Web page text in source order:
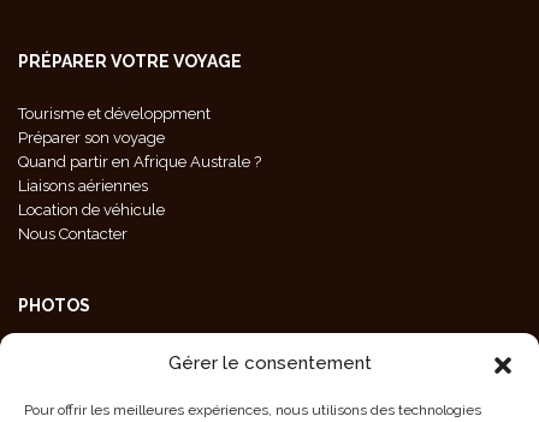
Gérer le consentement
Pour offrir les meilleures expériences, nous utilisons des technologies
PRÉPARER VOTRE VOYAGE
Tourisme et développment
Préparer son voyage
Quand partir en Afrique Australe ?
Liaisons aériennes
Location de véhicule
Nous Contacter
PHOTOS
Photos Paysages